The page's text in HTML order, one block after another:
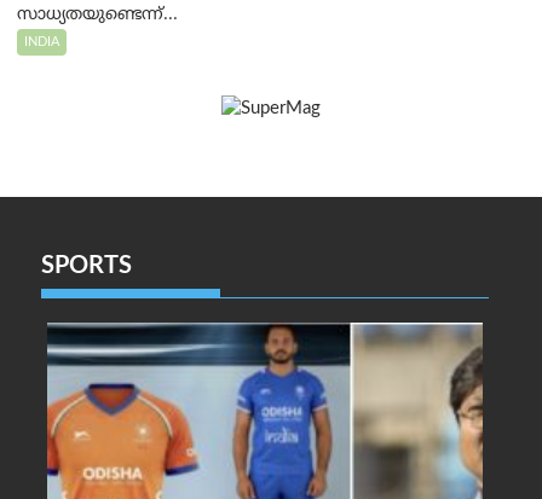
സാധ്യതയുണ്ടെന്ന്...
INDIA
SPORTS